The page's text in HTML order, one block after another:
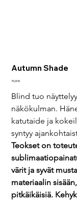
Autumn Shade
Hinta
70,00 €
Blind tuo
näkökulman.
katutaide ja
syntyy
Teokset on
värit ja syvät
materiaalin
pitkäikäisiä.